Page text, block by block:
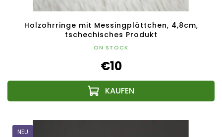
Holzohrringe mit Messingplättchen, 4,8cm,
tschechisches Produkt
ON STOCK
€10
NEU